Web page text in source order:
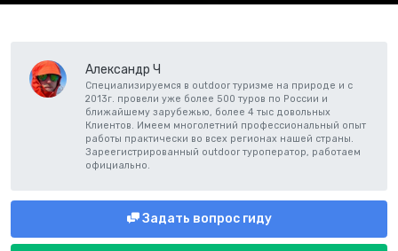
Александр Ч
Специализируемся в outdoor туризме на природе и с
2013г. провели уже более 500 туров по России и
ближайшему зарубежью, более 4 тыс довольных
Клиентов. Имеем многолетний профессиональный опыт
работы практически во всех регионах нашей страны.
Зареегистрированный outdoor туроператор, работаем
официально.
Задать вопрос гиду